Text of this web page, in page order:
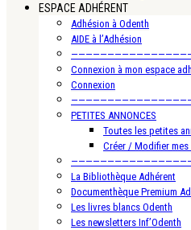
ESPACE ADHÉRENT
Adhésion à Odenth
AIDE à l’Adhésion
Connexion à mon espace
Connexion
PETITES ANNONCES
Toutes les petites
Créer / Modifier mes
La Bibliothèque Adhérent
Documenthèque Premium
Les livres blancs Odenth
Les newsletters Inf’Odenth